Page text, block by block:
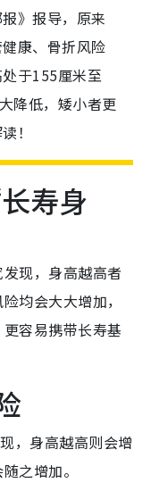
》报导，原来
康、骨折风险
于155厘米至
降低，矮小者更
！
寿身
现，身高越高者
均会大大增加，
容易携带长寿基
，身高越高则会增
之增加。